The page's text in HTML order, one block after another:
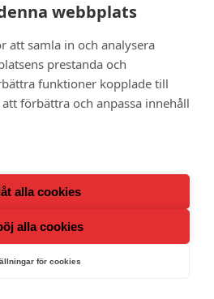
medlemskap i Adoptionscentrum som
webbplats
att samla in och analysera
prestanda och
funktioner kopplade till
förbättra och anpassa innehåll
alla cookies
alla cookies
för cookies